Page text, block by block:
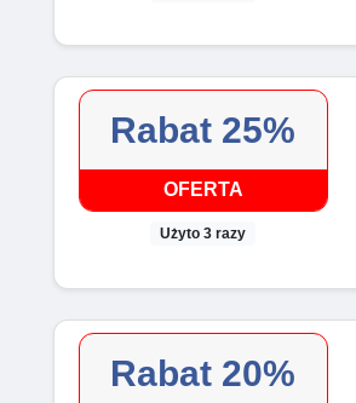
Rabat 25%
OFERTA
Użyto 3 razy
Rabat 20%